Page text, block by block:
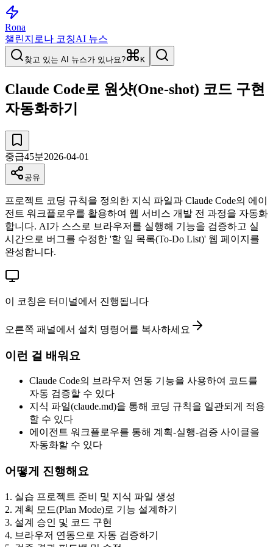
Rona
챌린지 로나 코칭AI 뉴스
찾고 있는 AI 뉴스가 있나요? K
Claude Code로 원샷(One-shot) 코드 구현
자동화하기
중급45분2026-04-01
공유
프로젝트 코딩 규칙을 정의한 지식 파일과 Claude Code의 에이
전트 워크플로우를 활용하여 웹 서비스 개발 전 과정을 자동화
합니다. AI가 스스로 브라우저를 실행해 기능을 검증하고 실
시간으로 버그를 수정한 '할 일 목록(To-Do List)' 웹 페이지를
완성합니다.
이 코칭은 터미널에서 진행됩니다
오른쪽 패널에서 설치 명령어를 복사하세요
이런 걸 배워요
Claude Code의 브라우저 연동 기능을 사용하여 코드를
자동 검증할 수 있다
지식 파일(claude.md)을 통해 코딩 규칙을 일관되게 적용
할 수 있다
에이전트 워크플로우를 통해 계획-실행-검증 사이클을
자동화할 수 있다
어떻게 진행해요
1 . 실습 프로젝트 준비 및 지식 파일 생성
2. 계획 모드(Plan Mode)로 기능 설계하기
3. 설계 승인 및 코드 구현
4. 브라우저 연동으로 자동 검증하기